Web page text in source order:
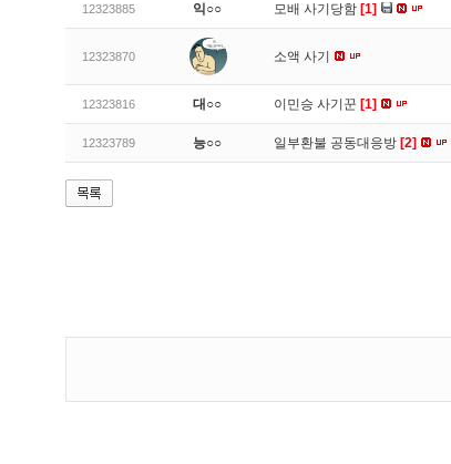
12323885 익○○ 모배 사기당함 [1]
12323870 소액 사기
12323816 대○○ 이민승 사기꾼 [1]
12323789 능○○ 일부환불 공동대응방 [2]